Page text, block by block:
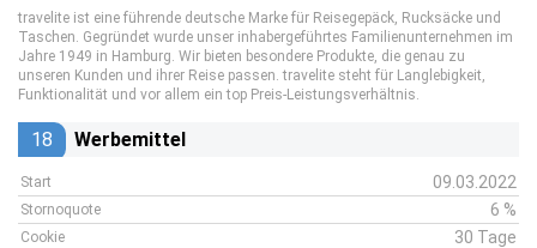
travelite ist eine führende deutsche Marke für Reisegepäck, Rucksäcke und
Taschen. Gegründet wurde unser inhabergeführtes Familienunternehmen im
Jahre 1949 in Hamburg. Wir bieten besondere Produkte, die genau zu
unseren Kunden und ihrer Reise passen. travelite steht für Langlebigkeit,
Funktionalität und vor allem ein top Preis-Leistungsverhältnis.
18 Werbemittel
Start 09.03.2022
Stornoquote 6 %
Cookie 30 Tage